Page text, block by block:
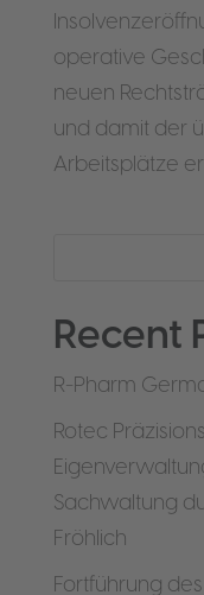
operative
neuen
und damit der
Arbeitsplätze
Recent
R-Pharm
Rotec
Sachwaltung
Fröhlich
Fortführung